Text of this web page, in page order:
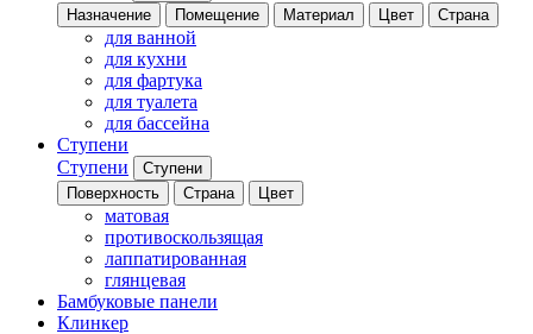
Назначение
Помещение Материал Цвет Страна
для ванной
для кухни
для фартука
для туалета
для бассейна
Ступени
Ступени
Ступени
Поверхность
Страна Цвет
матовая
противоскользящая
лаппатированная
глянцевая
Бамбуковые панели
Клинкер